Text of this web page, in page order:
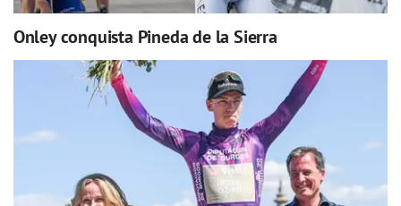
Onley conquista Pineda de la Sierra